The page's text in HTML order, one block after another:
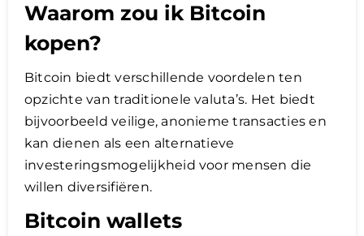
Waarom zou ik Bitcoin
kopen?
Bitcoin biedt verschillende voordelen ten
opzichte van traditionele valuta’s. Het biedt
bijvoorbeeld veilige, anonieme transacties en
kan dienen als een alternatieve
investeringsmogelijkheid voor mensen die
willen diversifiëren.
Bitcoin wallets